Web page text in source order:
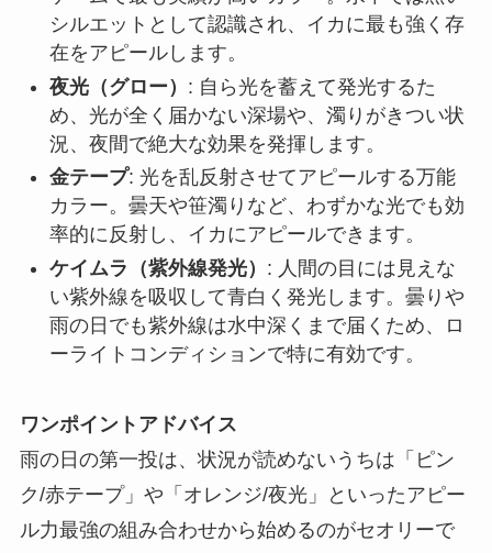
シルエットとして認識され、イカに最も強く存
在をアピールします。
夜光（グロー） : 自ら光を蓄えて発光するた
め、光が全く届かない深場や、濁りがきつい状
況、夜間で絶大な効果を発揮します。
金テープ: 光を乱反射させてアピールする万能
カラー。曇天や笹濁りなど、わずかな光でも効
率的に反射し、イカにアピールできます。
ケイムラ（紫外線発光） : 人間の目には見えな
い紫外線を吸収して青白く発光します。曇りや
雨の日でも紫外線は水中深くまで届くため、ロ
ーライトコンディションで特に有効です。
ワンポイントアドバイス
雨の日の第一投は、状況が読めないうちは「ピン
ク/赤テープ」や「オレンジ/夜光」といったアピー
ル力最強の組み合わせから始めるのがセオリーで